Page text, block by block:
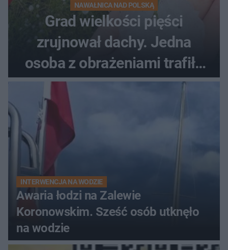
NAWAŁNICA NAD POLSKĄ
Grad wielkości pięści
zrujnował dachy. Jedna
osoba z obrażeniami trafiła
do szpitala
INTERWENCJA NA WODZIE
Awaria łodzi na Zalewie
Koronowskim. Sześć osób utknęło
na wodzie